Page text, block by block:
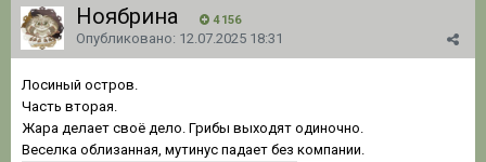
Ноябрина 4 156
Опубликовано: 12.07.2025 18:31
Лосиный остров.
Часть вторая.
Жара делает своё дело. Грибы выходят одиночно.
Веселка облизанная, мутинус падает без компании.